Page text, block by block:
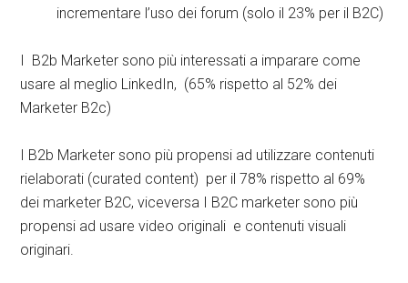
incrementare l’uso dei forum (solo il 23% per il B2C)
I B2b Marketer sono più interessati a imparare come
usare al meglio LinkedIn, (65% rispetto al 52% dei
Marketer B2c)
I B2b Marketer sono più propensi ad utilizzare contenuti
rielaborati (curated content) per il 78% rispetto al 69%
dei marketer B2C, viceversa I B2C marketer sono più
propensi ad usare video originali e contenuti visuali
originari.